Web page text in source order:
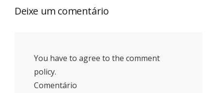
Deixe um comentário
You have to agree to the comment
policy.
Comentário